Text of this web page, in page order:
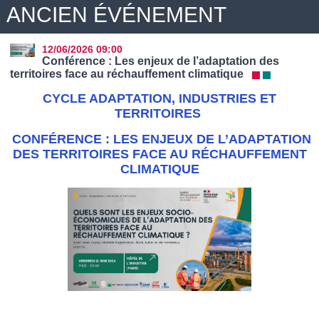
ANCIEN ÉVÉNEMENT
12/06/2026 09:00
Conférence : Les enjeux de l’adaptation des
territoires face au réchauffement climatique
CYCLE ADAPTATION, INDUSTRIES ET
TERRITOIRES
CONFÉRENCE : LES ENJEUX DE L’ADAPTATION
DES TERRITOIRES FACE AU RÉCHAUFFEMENT
CLIMATIQUE